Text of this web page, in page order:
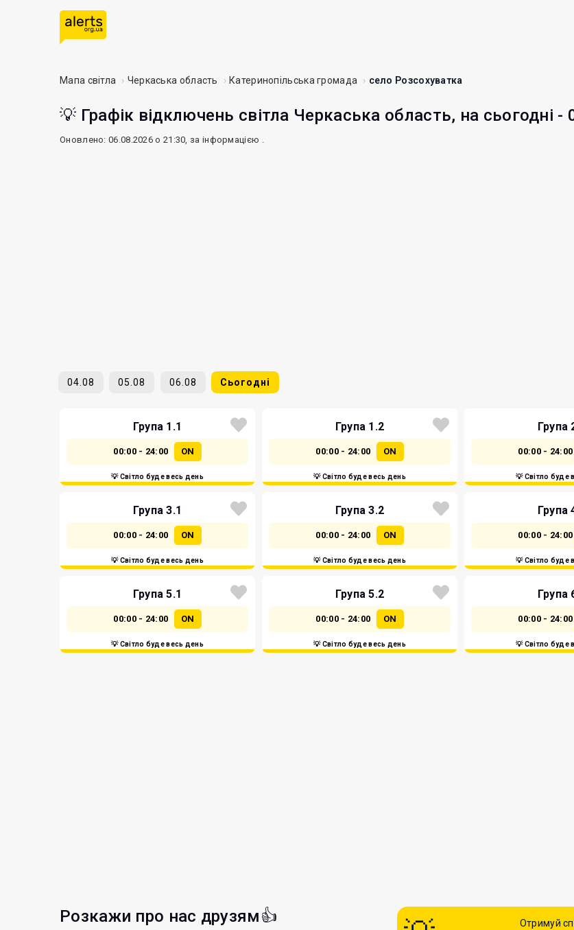
Мапа світла Черкаська область Катеринопільська громада село Розсохуватка
💡 Графік відключень світла Черкаська область, на сьогодні -
Оновлено: 06.08.2026 о 21:30, за інформацією .
04.08 05.08 06.08 Сьогодні
Група 1.1
00:00 - 24:00 ON
💡 Світло буде весь день
Група 1.2
00:00 - 24:00 ON
💡 Світло буде весь день
Група
00:00 - 24:00
💡 Світло буде
Група 3.1
00:00 - 24:00 ON
💡 Світло буде весь день
Група 3.2
00:00 - 24:00 ON
💡 Світло буде весь день
Група
00:00 - 24:00
💡 Світло буде
Група 5.1
00:00 - 24:00 ON
💡 Світло буде весь день
Група 5.2
00:00 - 24:00 ON
💡 Світло буде весь день
Група
00:00 - 24:00
💡 Світло буде
Розкажи про нас друзям👍 Отримуй